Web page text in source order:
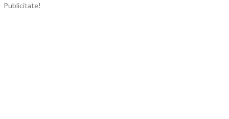
Publicitate!